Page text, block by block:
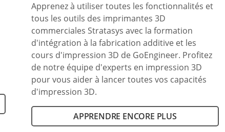
Apprenez à utiliser toutes les fonctionnalités et
tous les outils des imprimantes 3D
commerciales Stratasys avec la formation
d'intégration à la fabrication additive et les
cours d'impression 3D de GoEngineer. Profitez
de notre équipe d'experts en impression 3D
pour vous aider à lancer toutes vos capacités
d'impression 3D.
APPRENDRE ENCORE PLUS